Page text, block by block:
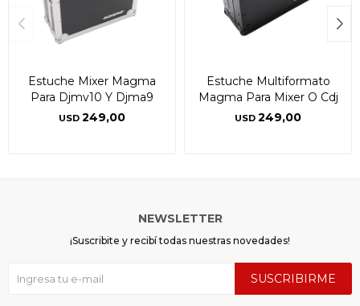
Estuche Mixer Magma
Para Djmv10 Y Djma9
USD 249,00
Estuche Multiformato
Magma Para Mixer O Cdj
USD 249,00
NEWSLETTER
¡Suscribite y recibí todas nuestras novedades!
SUSCRIBIRME